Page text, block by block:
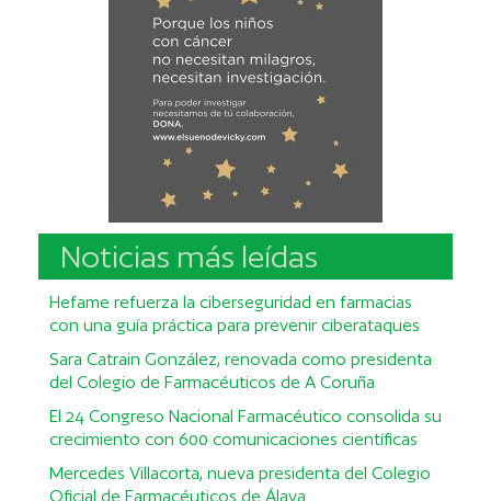
Noticias más leídas
Hefame refuerza la ciberseguridad en farmacias
con una guía práctica para prevenir ciberataques
Sara Catrain González, renovada como presidenta
del Colegio de Farmacéuticos de A Coruña
El 24 Congreso Nacional Farmacéutico consolida su
crecimiento con 600 comunicaciones científicas
Mercedes Villacorta, nueva presidenta del Colegio
Oficial de Farmacéuticos de Álava